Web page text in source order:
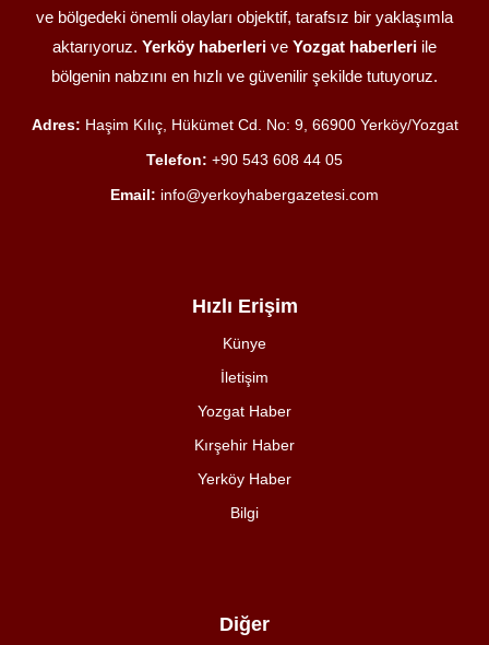
ve bölgedeki önemli olayları objektif, tarafsız bir yaklaşımla
aktarıyoruz. Yerköy haberleri ve Yozgat haberleri ile
bölgenin nabzını en hızlı ve güvenilir şekilde tutuyoruz.
Adres: Haşim Kılıç, Hükümet Cd. No: 9, 66900 Yerköy/Yozgat
Telefon: +90 543 608 44 05
Email: info@yerkoyhabergazetesi.com
Hızlı Erişim
Künye
İletişim
Yozgat Haber
Kırşehir Haber
Yerköy Haber
Bilgi
Diğer